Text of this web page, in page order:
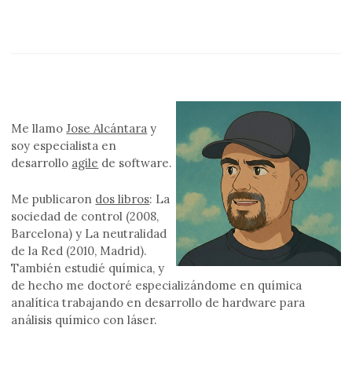
Me llamoJose Alcántara y
soy especialista en
desarrollo agile de software.
Me publicaron dos libros: La
sociedad de control (2008,
Barcelona) y La neutralidad
de la Red (2010, Madrid).
También estudié química, y
de hecho me doctoré especializándome en química
analítica trabajando en desarrollo de hardware para
análisis químico con láser.